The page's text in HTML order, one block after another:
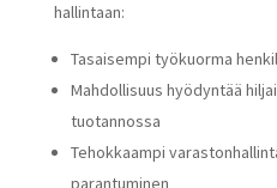
hallintaan:
Tasaisempi työkuorma
Mahdollisuus hyödyntää
tuotannossa
Tehokkaampi
parantuminen